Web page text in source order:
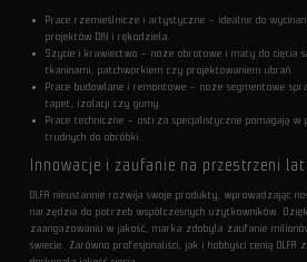
Prace rzemieślnicze i artystyczne – idealne do
projektów DIY i rękodzieła.
Szycie i krawiectwo – noże obrotowe i maty do cięcia
tkaninami, patchworkiem czy projektowaniem ubrań.
Prace budowlane i remontowe – noże segmentowe
tapet, izolacji czy gumy.
Prace techniczne – ostrza specjalistyczne pomagają w
trudnych do obróbki.
Innowacje i zaufanie na przestrzeni lat
OLFA nieustannie rozwija swoje produkty, wprowadzając
narzędzia do potrzeb współczesnych użytkowników.
zaangażowaniu w jakość, marka zdobyła zaufanie
świecie. Zarówno profesjonaliści, jak i hobbyści cenią OLFA